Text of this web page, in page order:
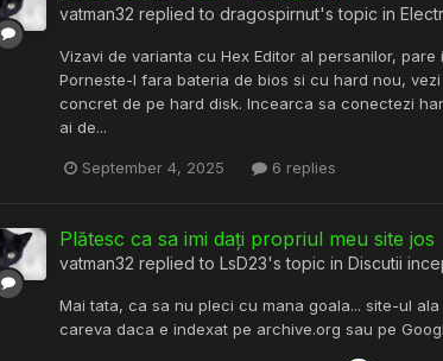
vatman32 replied to dragospirnut's topic in
Vizavi de varianta cu Hex Editor al persanilor,
Porneste-l fara bateria de bios si cu hard nou,
concret de pe hard disk. Incearca sa conectezi
ai de...
September 4, 2025 6 replies
Plătesc ca sa imi dați propriul meu site jos
vatman32 replied to LsD23's topic in Discutii
Mai tata, ca sa nu pleci cu mana goala... site-ul
careva daca e indexat pe archive.org sau pe